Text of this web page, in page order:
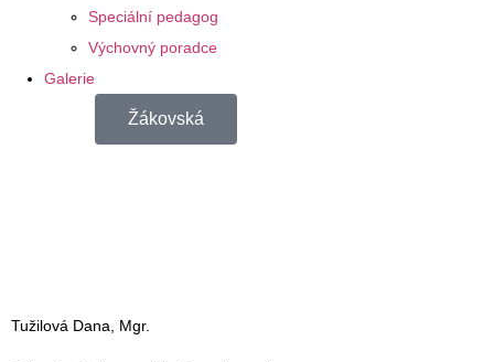
Speciální pedagog
Výchovný poradce
Galerie
Žákovská
Tužilová Dana, Mgr.